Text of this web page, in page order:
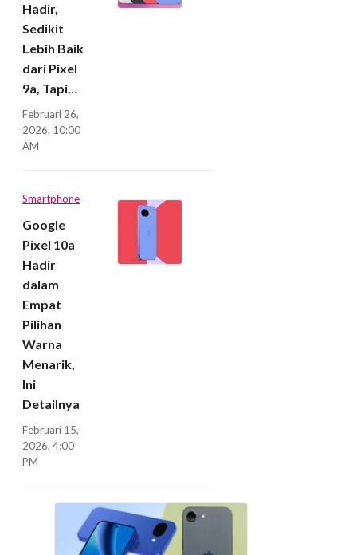
Hadir,
Sedikit
Lebih Baik
dari Pixel
9a, Tapi…
Februari 26,
2026, 10:00
AM
Smartphone
Google
Pixel 10a
Hadir
dalam
Empat
Pilihan
Warna
Menarik,
Ini
Detailnya
Februari 15,
2026, 4:00
PM